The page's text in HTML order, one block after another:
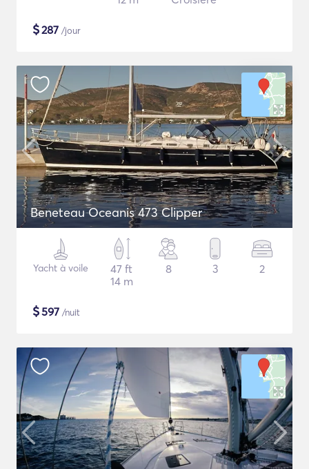
$287 /jour
Beneteau Oceanis 473 Clipper
Yacht à voile
47 ft
14 m
8 3 2
$597 /nuit